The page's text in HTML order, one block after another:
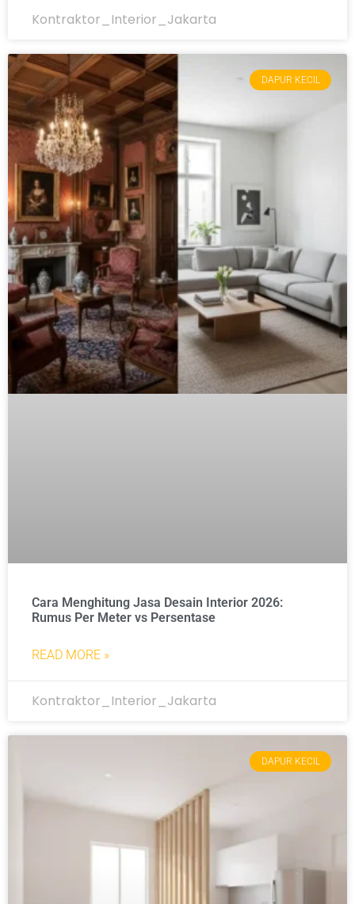
Kontraktor_Interior_Jakarta
DAPUR KECIL
Cara Menghitung Jasa Desain Interior 2026:
Rumus Per Meter vs Persentase
READ MORE »
Kontraktor_Interior_Jakarta
DAPUR KECIL